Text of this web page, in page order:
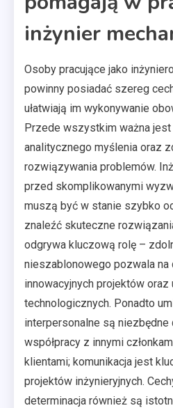
inżynier
Osoby pracujące jako
powinny posiadać szereg
ułatwiają im wykonywanie
Przede wszystkim ważna jest
analitycznego myślenia oraz
rozwiązywania problemów.
przed skomplikowanymi
muszą być w stanie szybko
znaleźć skuteczne
odgrywa kluczową rolę –
nieszablonowego pozwala na
innowacyjnych projektów oraz
technologicznych. Ponadto
interpersonalne są
współpracy z innymi
klientami; komunikacja jest
projektów inżynieryjnych.
determinacja również są